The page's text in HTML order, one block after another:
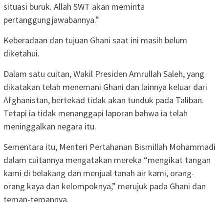
situasi buruk. Allah SWT akan meminta
pertanggungjawabannya.”
Keberadaan dan tujuan Ghani saat ini masih belum
diketahui.
Dalam satu cuitan, Wakil Presiden Amrullah Saleh, yang
dikatakan telah menemani Ghani dan lainnya keluar dari
Afghanistan, bertekad tidak akan tunduk pada Taliban.
Tetapi ia tidak menanggapi laporan bahwa ia telah
meninggalkan negara itu.
Sementara itu, Menteri Pertahanan Bismillah Mohammadi
dalam cuitannya mengatakan mereka “mengikat tangan
kami di belakang dan menjual tanah air kami, orang-
orang kaya dan kelompoknya,” merujuk pada Ghani dan
teman-temannya.